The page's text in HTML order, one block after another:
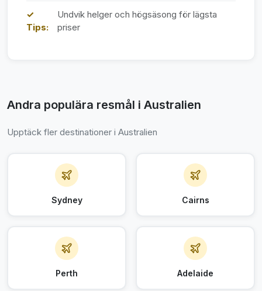
✓
Tips:
Undvik helger och högsäsong för lägsta
priser
Andra populära resmål i Australien
Upptäck fler destinationer i Australien
Sydney Cairns
Perth Adelaide